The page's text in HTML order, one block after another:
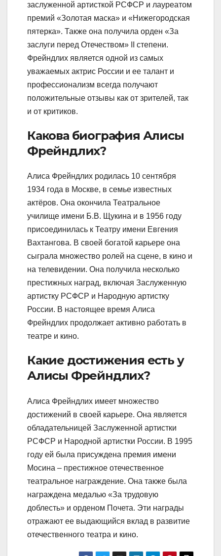
заслуженной артисткой РСФСР и лауреатом
премий «Золотая маска» и «Нижегородская
пятерка». Также она получила орден «За
заслуги перед Отечеством» II степени.
Фрейндлих является одной из самых
уважаемых актрис России и ее талант и
профессионализм всегда получают
положительные отзывы как от зрителей, так
и от критиков.
Какова биография Алисы
Фрейндлих?
Алиса Фрейндлих родилась 10 сентября
1934 года в Москве, в семье известных
актёров. Она окончила Театральное
училище имени Б.В. Щукина и в 1956 году
присоединилась к Театру имени Евгения
Вахтангова. В своей богатой карьере она
сыграла множество ролей на сцене, в кино и
на телевидении. Она получила несколько
престижных наград, включая Заслуженную
артистку РСФСР и Народную артистку
России. В настоящее время Алиса
Фрейндлих продолжает активно работать в
театре и кино.
Какие достижения есть у
Алисы Фрейндлих?
Алиса Фрейндлих имеет множество
достижений в своей карьере. Она является
обладательницей Заслуженной артистки
РСФСР и Народной артистки России. В 1995
году ей была присуждена премия имени
Мосина – престижное отечественное
театральное награждение. Она также была
награждена медалью «За трудовую
доблесть» и орденом Почета. Эти награды
отражают ее выдающийся вклад в развитие
отечественного театра и кино.